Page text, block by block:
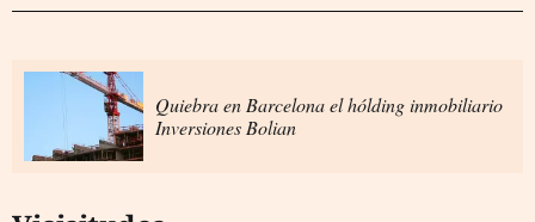
Quiebra en Barcelona el hólding inmobiliario
Inversiones Bolian